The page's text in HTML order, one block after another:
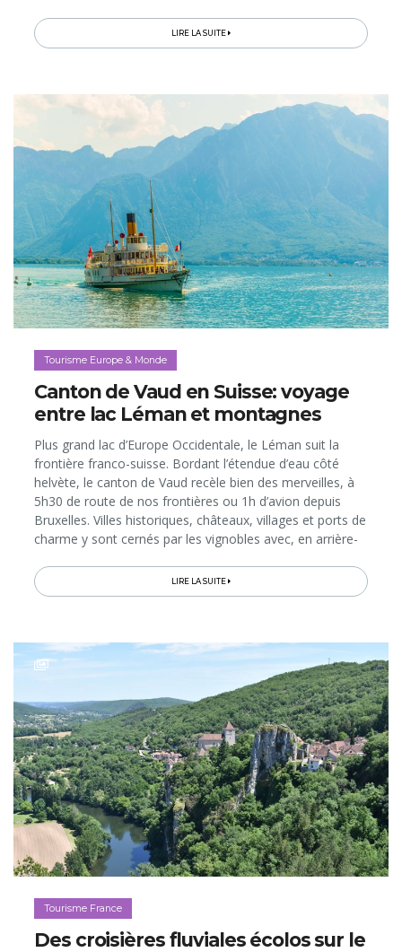
entre les îles…
LIRE LA SUITE
Tourisme Europe & Monde
Canton de Vaud en Suisse: voyage
entre lac Léman et montagnes
Plus grand lac d’Europe Occidentale, le Léman suit la
frontière franco-suisse. Bordant l’étendue d’eau côté
helvète, le canton de Vaud recèle bien des merveilles, à
5h30 de route de nos frontières ou 1h d’avion depuis
Bruxelles. Villes historiques, châteaux, villages et ports de
charme y sont cernés par les vignobles avec, en arrière-
LIRE LA SUITE
Tourisme France
Des croisières fluviales écolos sur le